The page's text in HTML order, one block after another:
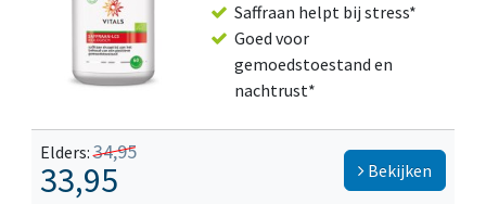
Saffraan helpt bij stress*
Goed voor
gemoedstoestand en
nachtrust*
Elders:34,95
33,95 Bekijken